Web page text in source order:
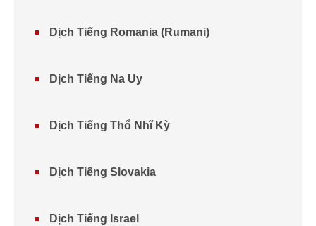
Dịch Tiếng Romania (Rumani)
Dịch Tiếng Na Uy
Dịch Tiếng Thổ Nhĩ Kỳ
Dịch Tiếng Slovakia
Dịch Tiếng Israel